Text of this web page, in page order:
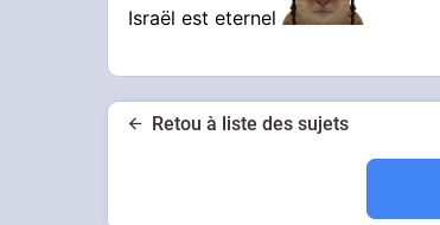
Israël est eternel
Retou à liste des sujets